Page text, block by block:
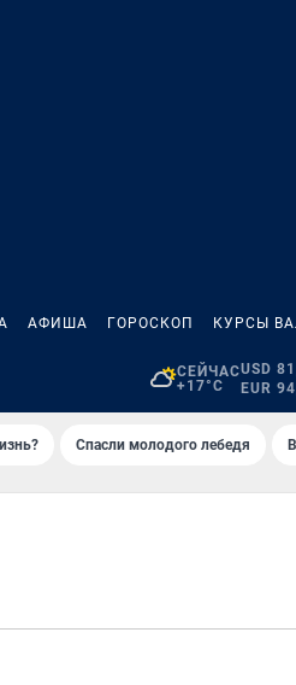
АФИША ГОРОСКОП КУРСЫ
СЕЙЧАС
+17°C
USD
EUR
Спасли молодого лебедя